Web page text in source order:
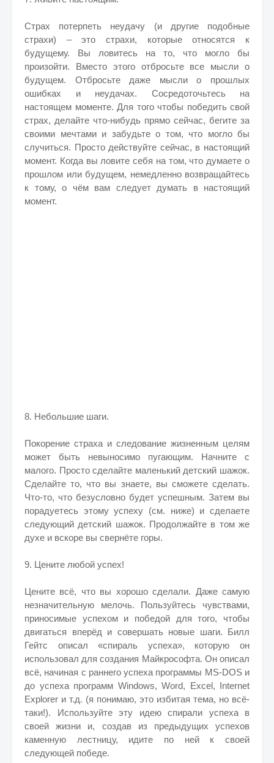
Страх потерпеть неудачу (и другие подобные
страхи) – это страхи, которые относятся к
будущему. Вы ловитесь на то, что могло бы
произойти. Вместо этого отбросьте все мысли о
будущем. Отбросьте даже мысли о прошлых
ошибках и неудачах. Сосредоточьтесь на
настоящем моменте. Для того чтобы победить свой
страх, делайте что-нибудь прямо сейчас, бегите за
своими мечтами и забудьте о том, что могло бы
случиться. Просто действуйте сейчас, в настоящий
момент. Когда вы ловите себя на том, что думаете о
прошлом или будущем, немедленно возвращайтесь
к тому, о чём вам следует думать в настоящий
момент.
8. Небольшие шаги.
Покорение страха и следование жизненным целям
может быть невыносимо пугающим. Начните с
малого. Просто сделайте маленький детский шажок.
Сделайте то, что вы знаете, вы сможете сделать.
Что-то, что безусловно будет успешным. Затем вы
порадуетесь этому успеху (см. ниже) и сделаете
следующий детский шажок. Продолжайте в том же
духе и вскоре вы свернёте горы.
9. Цените любой успех!
Цените всё, что вы хорошо сделали. Даже самую
незначительную мелочь. Пользуйтесь чувствами,
приносимые успехом и победой для того, чтобы
двигаться вперёд и совершать новые шаги. Билл
Гейтс описал «спираль успеха», которую он
использовал для создания Майкрософта. Он описал
всё, начиная с раннего успеха программы MS-DOS и
до успеха программ Windows, Word, Excel, Internet
Explorer и т.д. (я понимаю, это избитая тема, но всё-
таки!). Используйте эту идею спирали успеха в
своей жизни и, создав из предыдущих успехов
каменную лестницу, идите по ней к своей
следующей победе.